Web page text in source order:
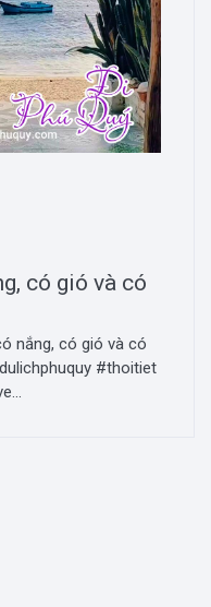
có gió và có
nắng, có gió và có
#thoitiet